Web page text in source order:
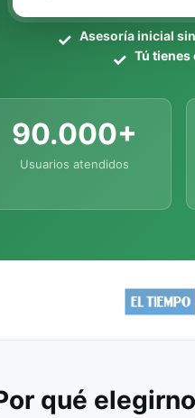
Asesoría inicial
Tú
90.000+
Usuarios atendidos
qué